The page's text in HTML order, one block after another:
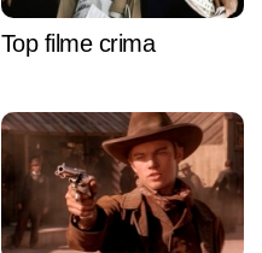
Top filme crima